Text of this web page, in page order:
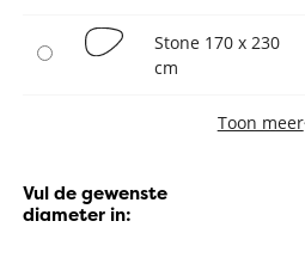
Stone 170 x 230
cm
Toon meer
Vul de gewenste
diameter in: